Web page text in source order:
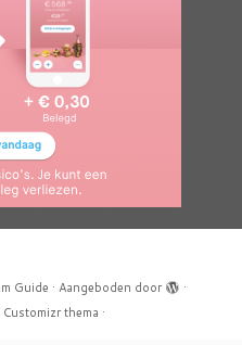
Guide · Aangeboden door
·
Customizr thema ·